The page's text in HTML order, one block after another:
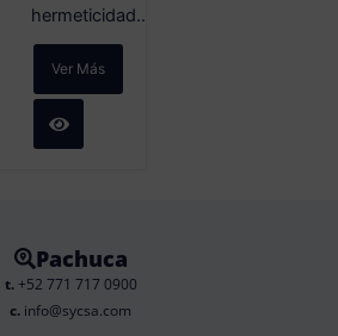
hermeticidad...
Ver Más
Pachuca
t.+52 771 717 0900
c. info@sycsa.com